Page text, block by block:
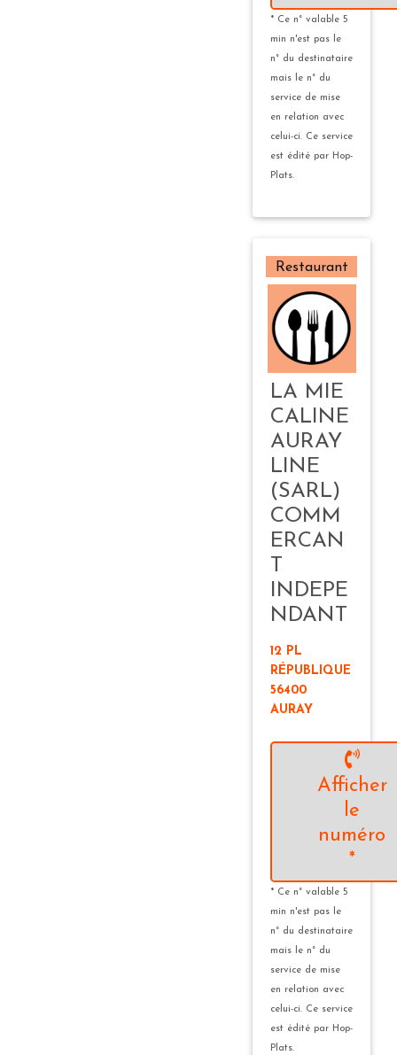
* Ce n° valable 5
min n'est pas le
n° du destinataire
mais le n° du
service de mise
en relation avec
celui-ci. Ce service
est édité par Hop-
Plats.
Restaurant
LA MIE
CALINE
AURAY
LINE
(SARL)
COMM
ERCAN
INDEPE
NDANT
12 PL
RÉPUBLIQUE
56400
AURAY
Afficher
le
numéro
*
* Ce n° valable 5
min n'est pas le
n° du destinataire
mais le n° du
service de mise
en relation avec
celui-ci. Ce service
est édité par Hop-
Plats.